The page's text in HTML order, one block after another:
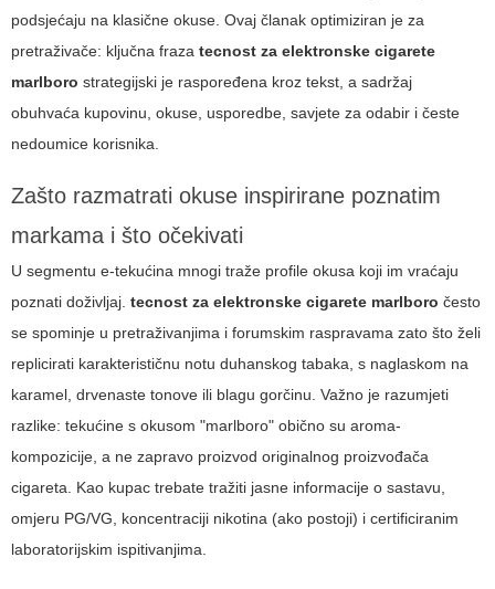
podsjećaju na klasične okuse. Ovaj članak optimiziran je za
pretraživače: ključna fraza tecnost za elektronske cigarete
marlboro strategijski je raspoređena kroz tekst, a sadržaj
obuhvaća kupovinu, okuse, usporedbe, savjete za odabir i česte
nedoumice korisnika.
Zašto razmatrati okuse inspirirane poznatim
markama i što očekivati
U segmentu e-tekućina mnogi traže profile okusa koji im vraćaju
poznati doživljaj. tecnost za elektronske cigarete marlboro često
se spominje u pretraživanjima i forumskim raspravama zato što želi
replicirati karakterističnu notu duhanskog tabaka, s naglaskom na
karamel, drvenaste tonove ili blagu gorčinu. Važno je razumjeti
razlike: tekućine s okusom "marlboro" obično su aroma-
kompozicije, a ne zapravo proizvod originalnog proizvođača
cigareta. Kao kupac trebate tražiti jasne informacije o sastavu,
omjeru PG/VG, koncentraciji nikotina (ako postoji) i certificiranim
laboratorijskim ispitivanjima.